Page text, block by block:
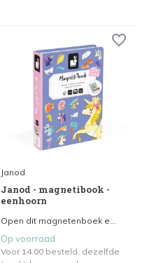
Janod
Janod - magnetibook -
eenhoorn
Open dit magnetenboek e...
Op voorraad
Voor 14.00 besteld, dezelfde